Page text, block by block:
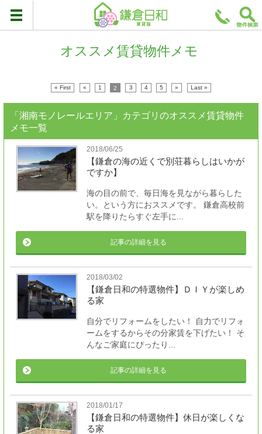
オススメ賃貸物件メモ
« First « 1 2 3 4 5 » Last »
「湘南モノレールエリア」カテゴリのオススメ賃貸物件
メモ一覧
2018/06/25
【鎌倉の海の近くで別荘暮らしはいかが
ですか】
海の目の前で、毎日海を見ながら暮らした
い。という方におススメです。 鎌倉高校前
駅を降りたらすぐ左手に...
記事の詳細を見る
2018/03/02
【鎌倉日和の特選物件】ＤＩＹが楽しめ
る家
自分でリフォームをしたい！ 自力でリフォ
ームをするからその分家賃を下げたい！ そ
んなご家庭にぴったり...
記事の詳細を見る
2018/01/17
【鎌倉日和の特選物件】休日が楽しくな
る家